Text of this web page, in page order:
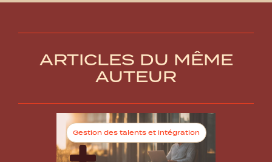
ARTICLES DU MÊME
AUTEUR
Gestion des talents et intégration